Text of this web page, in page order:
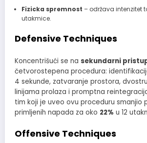
Fizicka spremnost – održava intenzitet
utakmice.
Defensive Techniques
Koncentrišući se na sekundarni
četvorostepena procedura:
4 sekunde, zatvaranje prostora,
linijama prolaza i promptna
tim koji je uveo ovu proceduru smanjio
primljenih napada za oko 22% u 12
Offensive Techniques